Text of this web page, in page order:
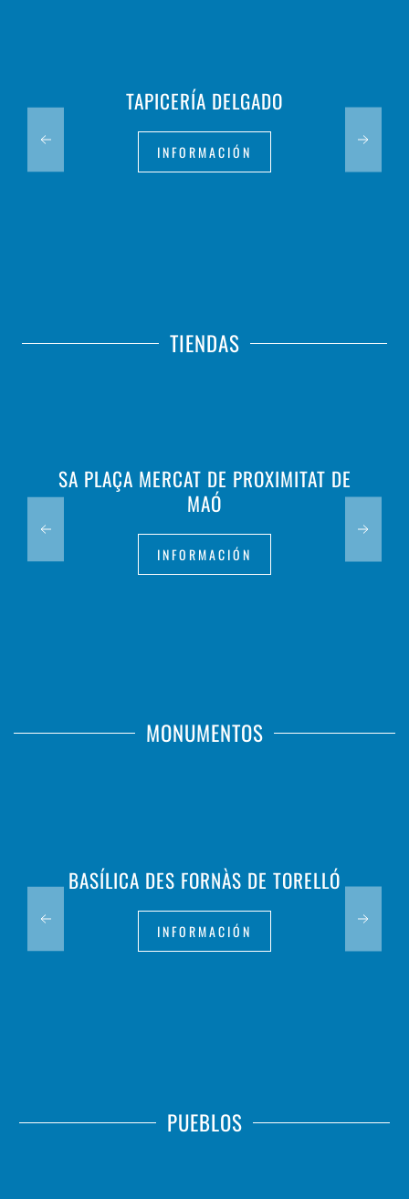
TAPICERÍA DELGADO
INFORMACIÓN
TIENDAS
SA PLAÇA MERCAT DE PROXIMITAT DE
MAÓ
INFORMACIÓN
MONUMENTOS
BASÍLICA DES FORNÀS DE TORELLÓ
INFORMACIÓN
PUEBLOS